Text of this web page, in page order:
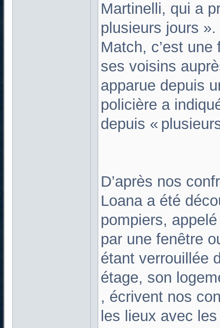
Martinelli, qui a
plusieurs jours
Match, c’est
ses voisins
apparue depuis
policière a
depuis «
D’après nos
Loana a été
pompiers,
par une fenêtre
étant verrouillée
étage, son
, écrivent nos
les lieux avec